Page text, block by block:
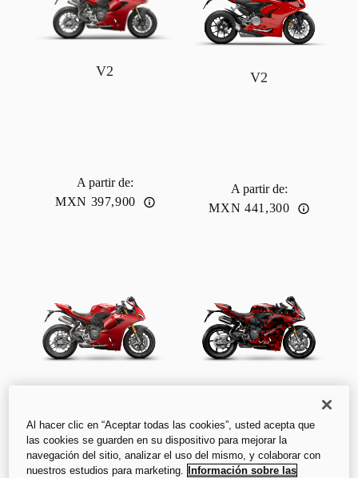
V2
A partir de:
MXN 397,900
V2
A partir de:
MXN 441,300
Al hacer clic en “Aceptar todas las cookies”, usted acepta que
las cookies se guarden en su dispositivo para mejorar la
navegación del sitio, analizar el uso del mismo, y colaborar con
nuestros estudios para marketing.
Información sobre las